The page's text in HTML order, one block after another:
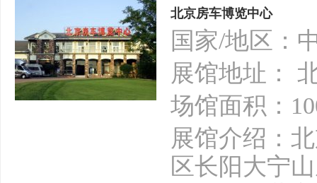
北京房车博览中心
国家/地区：
展馆地址：
场馆面积：
展馆介绍：
区长阳大宁